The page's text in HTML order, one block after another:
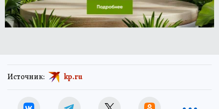
Источник: kp.ru